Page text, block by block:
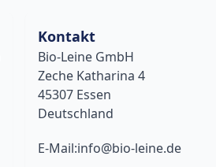
Kontakt
Bio-Leine GmbH
Zeche Katharina 4
45307 Essen
Deutschland
E-Mail:info@bio-leine.de